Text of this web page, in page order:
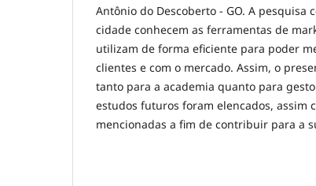
Antônio do Descoberto - GO. A pesquisa
cidade conhecem as ferramentas de
utilizam de forma eficiente para poder
clientes e com o mercado. Assim, o
tanto para a academia quanto para
estudos futuros foram elencados, assim
mencionadas a fim de contribuir para a